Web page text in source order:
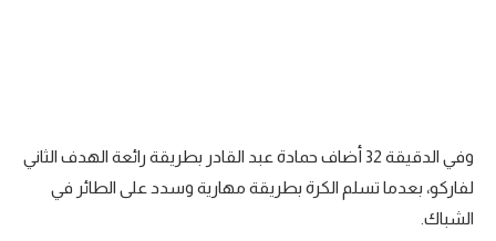
وفي الدقيقة 32 أضاف حمادة عبد القادر بطريقة رائعة الهدف الثاني
لفاركو، بعدما تسلم الكرة بطريقة مهارية وسدد على الطائر في
الشباك.